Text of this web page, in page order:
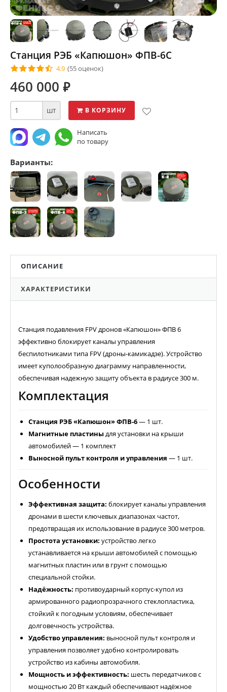
Станция РЭБ «Капюшон» ФПВ-6С
4.9 (55 оценок)
460 000 ⃏
шт В КОРЗИНУ
Написать
по товару
Варианты:
ОПИСАНИЕ
ХАРАКТЕРИСТИКИ
Станция подавления FPV дронов «Капюшон» ФПВ 6
эффективно блокирует каналы управления
беспилотниками типа FPV (дроны-камикадзе). Устройство
имеет куполообразную диаграмму направленности,
обеспечивая надежную защиту объекта в радиусе 300 м.
Комплектация
Станция РЭБ «Капюшон» ФПВ-6— 1 шт.
Магнитные пластины для установки на крыши
автомобилей — 1 комплект
Выносной пульт контроля и управления — 1 шт.
Особенности
Эффективная защита: блокирует каналы управления
дронами в шести ключевых диапазонах частот,
предотвращая их использование в радиусе 300 метров.
Простота установки: устройство легко
устанавливается на крыши автомобилей с помощью
магнитных пластин или в грунт с помощью
специальной стойки.
Надёжность: противоударный корпус-купол из
армированного радиопрозрачного стеклопластика,
стойкий к погодным условиям, обеспечивает
долговечность устройства.
Удобство управления: выносной пульт контроля и
управления позволяет удобно контролировать
устройство из кабины автомобиля.
Мощность и эффективность: шесть передатчиков с
мощностью 20 Вт каждый обеспечивают надёжное